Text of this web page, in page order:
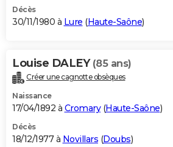
Décès
30/11/1980 à Lure (Haute-Saône)
Louise DALEY (85 ans)
Créer une cagnotte obsèques
Naissance
17/04/1892 à Cromary(Haute-Saône)
Décès
18/12/1977 à Novillars (Doubs)